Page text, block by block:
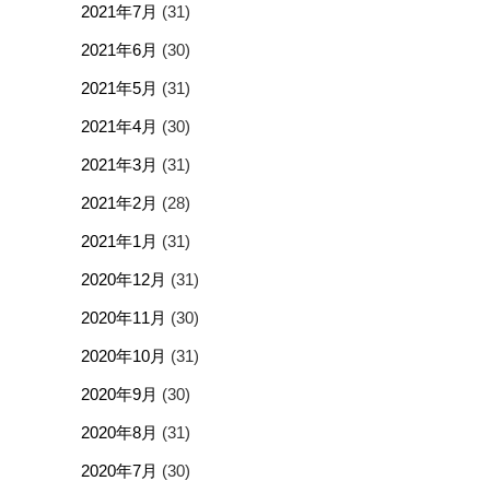
2021年7月 (31)
2021年6月 (30)
2021年5月 (31)
2021年4月 (30)
2021年3月 (31)
2021年2月 (28)
2021年1月 (31)
2020年12月 (31)
2020年11月 (30)
2020年10月 (31)
2020年9月 (30)
2020年8月 (31)
2020年7月 (30)